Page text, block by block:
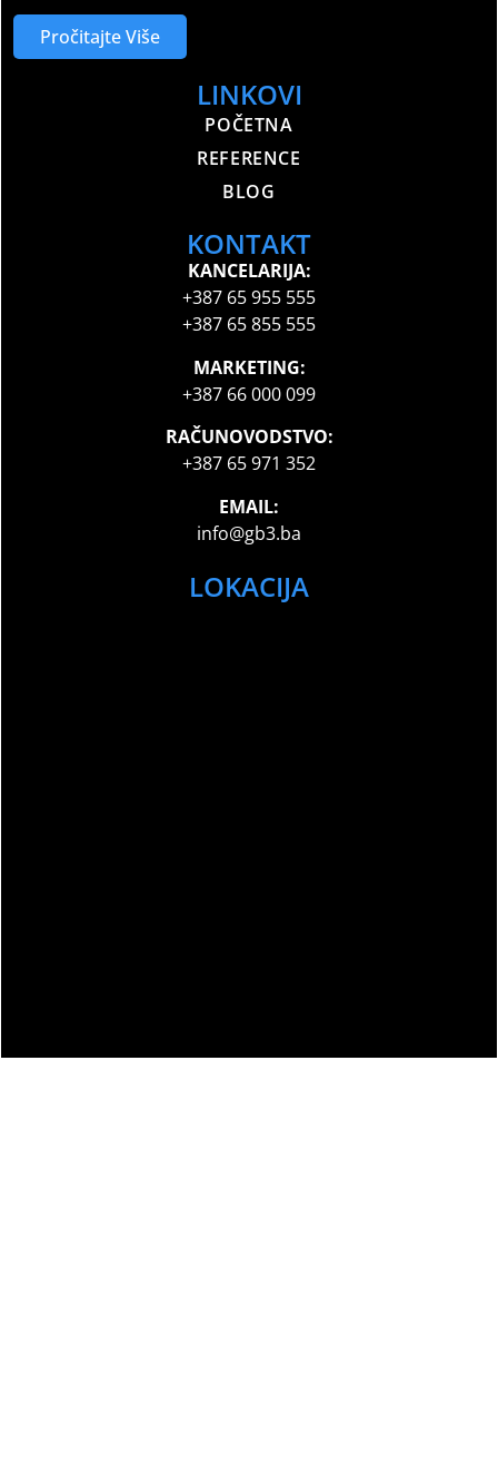
Pročitajte Više
LINKOVI
POČETNA
REFERENCE
BLOG
KONTAKT
KANCELARIJA:
+387 65 955 555
+387 65 855 555
MARKETING:
+387 66 000 099
RAČUNOVODSTVO:
+387 65 971 352
EMAIL:
info@gb3.ba
LOKACIJA